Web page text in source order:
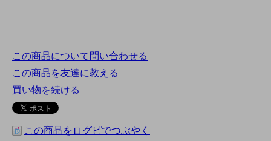
この商品について問い合わせる
この商品を友達に教える
買い物を続ける
この商品をログピでつぶやく